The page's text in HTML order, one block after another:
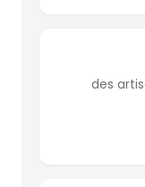
des